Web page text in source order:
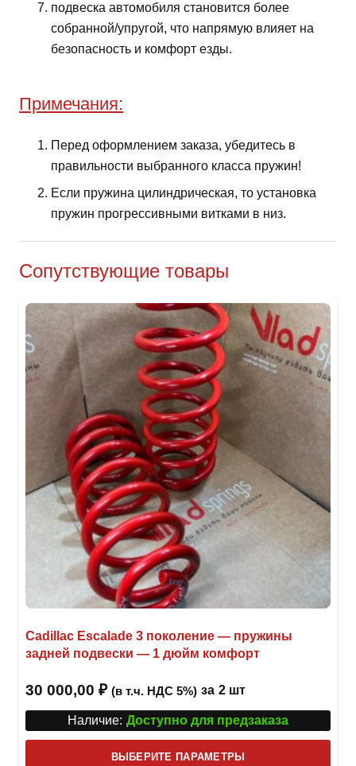
подвеска автомобиля становится более
собранной/упругой, что напрямую влияет на
безопасность и комфорт езды.
Примечания:
Перед оформлением заказа, убедитесь в
правильности выбранного класса пружин!
Если пружина цилиндрическая, то установка
пружин прогрессивными витками в низ.
Сопутствующие товары
Cadillac Escalade 3 поколение — пружины
задней подвески — 1 дюйм комфорт
30 000,00 ₽ (в т.ч. НДС 5%) за 2 шт
Наличие: Доступно для предзаказа
ВЫБЕРИТЕ ПАРАМЕТРЫ